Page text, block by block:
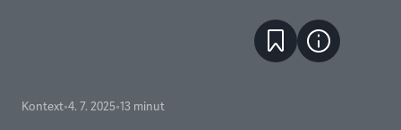
Kontext•4. 7. 2025•13 minut